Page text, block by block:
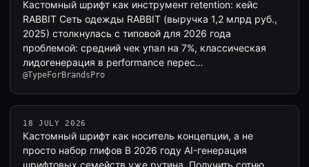
Кастомный шрифт как инструмент retention: кейс
RABBIT Сеть одежды RABBIT (выручка 1,2 млрд руб.,
2025) столкнулась с типовой для 2026 года
проблемой: средний чек упал на 7%, классическая
лидогенерация в performance перес…
@TypeForBrandsPro
18 JULY 2026
Кастомный шрифт как носитель концепции, а не
просто набор глифов В 2026 году AI-генерация
шрифтовых семейств уже рутина. Получить сотню